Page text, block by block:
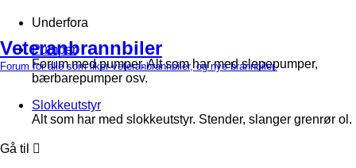
Veteranbrannbiler
Forum for alle som liker veteranbrannbiler, og nye brannbiler.
Underfora
Pumper
Forum med pumper. Alt som har med slepepumper,
bærbarepumper osv.
Slokkeutstyr
Alt som har med slokkeutstyr. Stender, slanger grenrør ol.
Gå til